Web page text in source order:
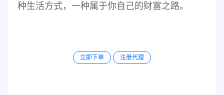
种生活方式，一种属于你自己的财富之路。
立即下单 注册代理